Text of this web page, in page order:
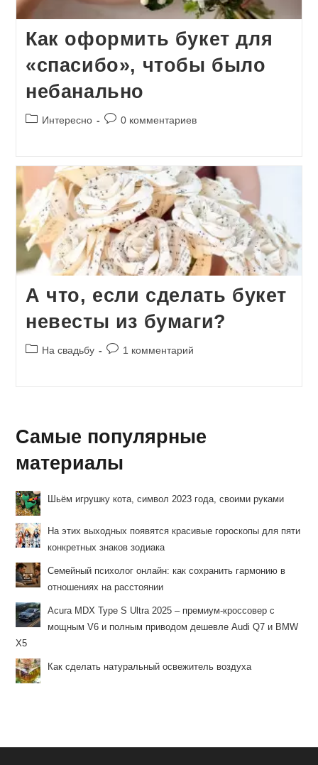
Как оформить букет для
«спасибо», чтобы было
небанально
Рубрика
Интересно
Комментарии
0 комментариев
А что, если сделать букет
невесты из бумаги?
Рубрика
На свадьбу
Комментарии
1 комментарий
Самые популярные
материалы
Шьём игрушку кота, символ 2023 года, своими руками
На этих выходных появятся красивые гороскопы для пяти
конкретных знаков зодиака
Семейный психолог онлайн: как сохранить гармонию в
отношениях на расстоянии
Acura MDX Type S Ultra 2025 – премиум-кроссовер с
мощным V6 и полным приводом дешевле Audi Q7 и BMW
X5
Как сделать натуральный освежитель воздуха